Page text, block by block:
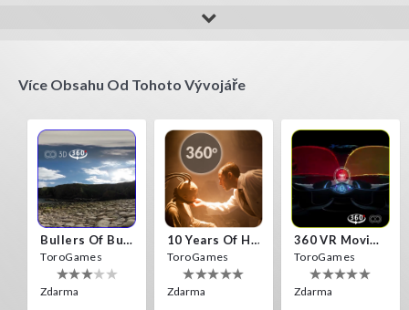
Více Obsahu Od Tohoto Vývojáře
Bullers Of Buchan Aberdeen
ToroGames
Zdarma
10 Years Of Horror Nights
ToroGames
Zdarma
360 VR Movie Experience
ToroGames
Zdarma